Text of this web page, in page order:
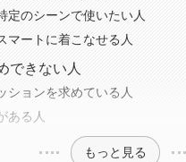
定のシーンで使いたい人
マートに着こなせる人
できない人
ションを求めている人
ある人
もっと見る